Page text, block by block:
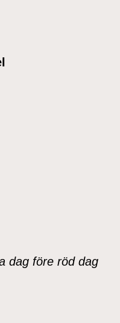
dag före röd dag